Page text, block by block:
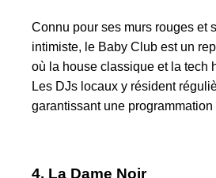
Connu pour ses murs rouges et
intimiste, le Baby Club est un
où la house classique et la tech
Les DJs locaux y résident
garantissant une programmation
4. La Dame Noir